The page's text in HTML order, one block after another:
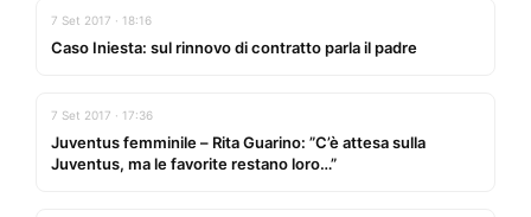
7 Set 2017 · 18:16
Caso Iniesta: sul rinnovo di contratto parla il padre
7 Set 2017 · 17:36
Juventus femminile – Rita Guarino: ”C’è attesa sulla
Juventus, ma le favorite restano loro…”